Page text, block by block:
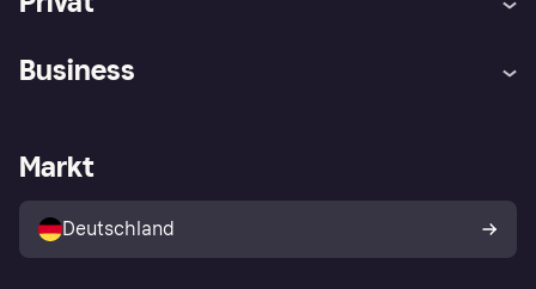
Klarna App
Shops entdecken
Käuferschutzrichtlinie
Dein Widerrufsrecht
Business
Händlerportal
Markt
Deutschland